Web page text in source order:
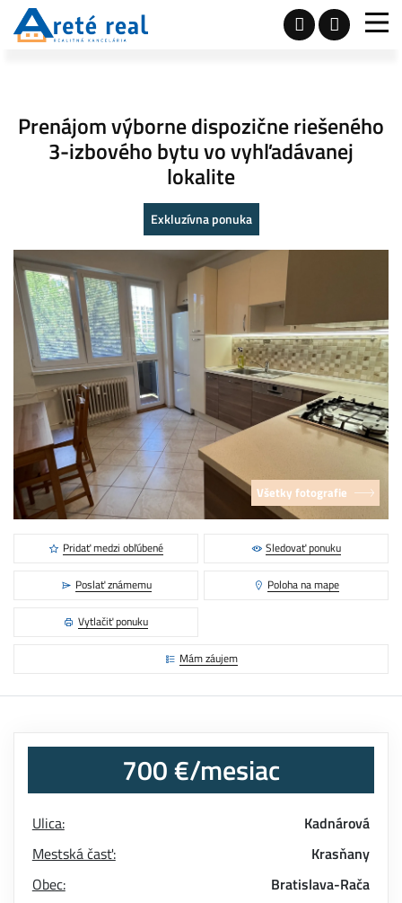
Prenájom výborne dispozične riešeného
3-izbového bytu vo vyhľadávanej
lokalite
Exkluzívna ponuka
Všetky fotografie
Pridať medzi obľúbené Sledovať ponuku
Poslať známemu Poloha na mape
Vytlačiť ponuku
Mám záujem
700 €/mesiac
Ulica:
Kadnárová
Mestská časť:
Krasňany
Obec:
Bratislava-Rača